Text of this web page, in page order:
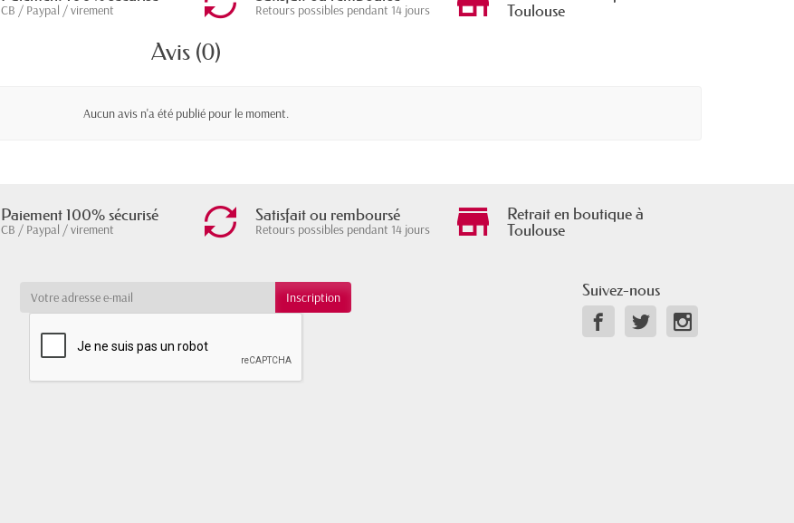
CB / Paypal / virement Retours possibles pendant 14 jours
Toulouse
Avis (0)
Aucun avis n'a été publié pour le moment.
Paiement 100% sécurisé
CB / Paypal / virement
Satisfait ou remboursé
Retours possibles pendant 14 jours
Retrait en boutique à
Toulouse
Suivez-nous